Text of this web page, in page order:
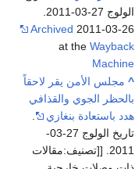
الولوج 27-03-2011.
Archived 2011-03-26
at theWayback
Machine
^ مجلس الأمن يقر لاحقاً
بالحظر الجوي والقذافي
هدد باستعادة بنغازي
.
تاريخ الولوج 27-03-
2011. [[تصنيف:مقالات